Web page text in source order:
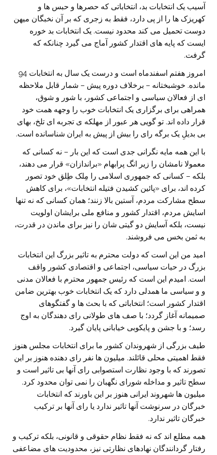
آسیب یک انتخابات بد، انتخاباتی که حصرها و حبس ها و
کهریزک ها را از پی دارد، فقط به زجری که بر آن نخبگان میهن
دوست تحمیل می کند محدود نیست. یک انتخابات بد خوره
ایست که پایه های اقتدار کشور آماج می گیرد چنانکه که
گرفت.
امروز هفتم اسفندماه است و درست یک سال به انتخابات 94
مانده. خوشبختانه – برخلاف دوره پیش – شمار قابل ملاحظه
ای از فعالان سیاسی و اجتماعی کشور، با شور و شوق،
همراهی برای برگزاری یک انتخابات خوب را وجهه همت خود
قرار داده اند. تو گویی هر عبور از مهلکه ی تجربه ای تلخ، بهای
بی بدیلِ یک برگه رای را بیش از پیش به ایران شناسانده است.
با این همه مایه نگرانی جدی است که این بار – نه کسانی که
معمولا نامشان را زیر انگ پرابهام «براندازان» قرار می دهند،
بلکه – کسانی که جمهوری اسلامی را مِلک طِلق خود تصور
کرده اند، برای «پائین کشیدن فتیله انتخابات»، برای کاهش
سطح مشارکت مردم، آستین بالا زنند؛ همان کسانی که نه تنها
اسایش مردم، اقتدار کشور و منافع ملی برایشان اولویت
نیست، بلکه آسایش دو گیتی شان را نیز برای ماندن در قدرت،
به ثمن بخس می فروشند.
امید من این است که دولت محترم به تاثیر بزرگ این انتخابات
بزرگ در حیات سیاسی، اجتماعی و اقتصادی کشور واقف
است. امیدم این است که رئیس جمهور محترم با فعالان مدنی
و و سیاسی ما همدلی دارد که یک انتخابات خوب بهترین ضامن
اقتدار کشور است؛ انتخاباتی که با بحث ها و گفتگوهای
صمیمانه آغاز گردد؛ با صف های طولانی رای دهندگان به اوج
رسد؛ و با جشن و پایکوبی خیابانی پایان گیرد.
طیف بزرگی از شهروندان کشور ما برای انتخابات مجلس هنوز
فقط اهمیتی محلی قائلند. میلیون ها نفر رای دهنده هنوز بر این
تصورند که با وجود نظارت استصوابی رای آنها بی تاثیر است و
سطح تاثیر و مداخله شورای نگهبان را نمی توان محدود کرد.
میلیون ها شهروند ایرانی هنوز بر این باورند که انتخابات
خبرگان در سرنوشت آنها تاثیر ندارد یا رای آنها بر ترکیب
خبرگان تاثیر ندارد.
همه مطلع اند که نه فقط نظام حقوقی و قانونی، بلکه ترکیب و
رفتار گردانندگان نهادهای نظارتی نیز، محدودیت های مضاعفی